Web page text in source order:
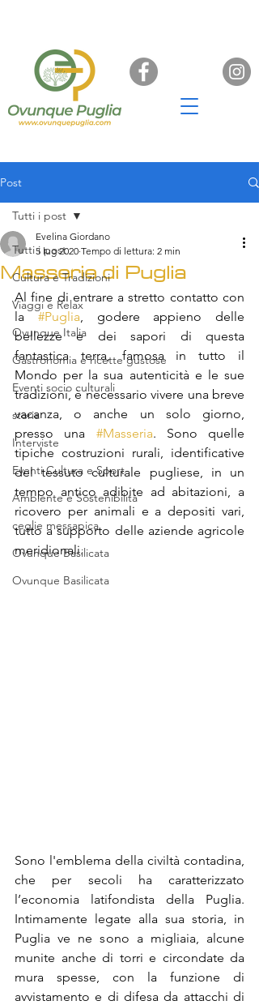
Post
Tutti i post
Cultura e Tradizioni
Viaggi e Relax
Ovunque Italia
Gastronomia e ricette gustose
Eventi socio culturali
storia
Interviste
Eventi Cultura e Sport
Ambiente e Sostenibilità
ceglie messapica
Ovunque Basilicata
Ovunque Basilicata
Tutti i post
Masserie di Puglia
Evelina Giordano
5 lug 2020 Tempo di lettura: 2 min
Al fine di entrare a stretto contatto con
la #Puglia, godere appieno delle
bellezze e dei sapori di questa
fantastica terra, famosa in tutto il
Mondo per la sua autenticità e le sue
tradizioni, è necessario vivere una breve
vacanza, o anche un solo giorno,
presso una #Masseria. Sono quelle
tipiche costruzioni rurali, identificative
del tessuto culturale pugliese, in un
tempo antico adibite ad abitazioni, a
ricovero per animali e a depositi vari,
tutto a supporto delle aziende agricole
meridionali.
Sono l'emblema della civiltà contadina,
che per secoli ha caratterizzato
l’economia latifondista della Puglia.
Intimamente legate alla sua storia, in
Puglia ve ne sono a migliaia, alcune
munite anche di torri e circondate da
mura spesse, con la funzione di
avvistamento e di difesa da attacchi di